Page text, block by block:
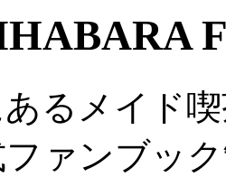
るメイド
ァンブッ